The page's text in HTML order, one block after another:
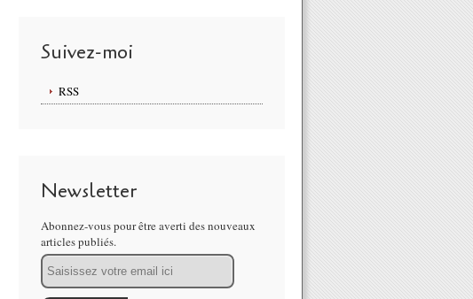
Suivez-moi
RSS
Newsletter
Abonnez-vous pour être averti des nouveaux
articles publiés.
Email